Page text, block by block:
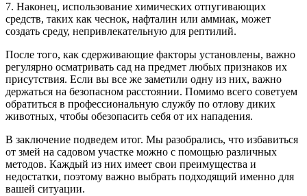
7. Наконец, использование химических отпугивающих
средств, таких как чеснок, нафталин или аммиак, может
создать среду, непривлекательную для рептилий.
После того, как сдерживающие факторы установлены, важно
регулярно осматривать сад на предмет любых признаков их
присутствия. Если вы все же заметили одну из них, важно
держаться на безопасном расстоянии. Помимо всего советуем
обратиться в профессиональную службу по отлову диких
животных, чтобы обезопасить себя от их нападения.
В заключение подведем итог. Мы разобрались, что избавиться
от змей на садовом участке можно с помощью различных
методов. Каждый из них имеет свои преимущества и
недостатки, поэтому важно выбрать подходящий именно для
вашей ситуации.